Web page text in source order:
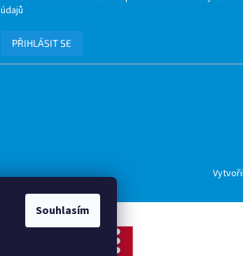
Souhlasím
údajů
PŘIHLÁSIT SE